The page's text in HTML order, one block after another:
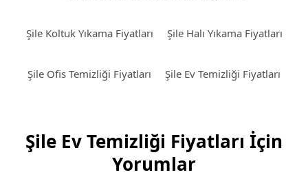
Şile Koltuk Yıkama Fiyatları Şile Halı Yıkama Fiyatları
Şile Ofis Temizliği Fiyatları Şile Ev Temizliği Fiyatları
Şile Ev Temizliği Fiyatları İçin
Yorumlar